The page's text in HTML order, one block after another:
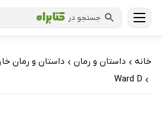
جستجو در
خانه › داستان و رمان › داستان و رمان
›
Ward D